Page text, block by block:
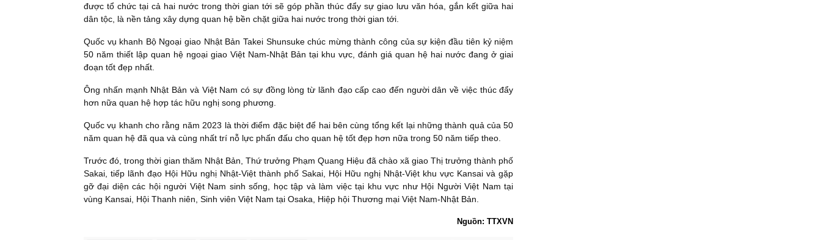
được tổ chức tại cả hai nước trong thời gian tới sẽ góp phần thúc đẩy sự giao lưu văn hóa, gắn kết giữa hai
dân tộc, là nền tảng xây dựng quan hệ bền chặt giữa hai nước trong thời gian tới.
Quốc vụ khanh Bộ Ngoại giao Nhật Bản Takei Shunsuke chúc mừng thành công của sự kiện đầu tiên kỷ niệm
50 năm thiết lập quan hệ ngoại giao Việt Nam-Nhật Bản tại khu vực, đánh giá quan hệ hai nước đang ở giai
đoạn tốt đẹp nhất.
Ông nhấn mạnh Nhật Bản và Việt Nam có sự đồng lòng từ lãnh đạo cấp cao đến người dân về việc thúc đẩy
hơn nữa quan hệ hợp tác hữu nghị song phương.
Quốc vụ khanh cho rằng năm 2023 là thời điểm đặc biệt để hai bên cùng tổng kết lại những thành quả của 50
năm quan hệ đã qua và cùng nhất trí nỗ lực phấn đấu cho quan hệ tốt đẹp hơn nữa trong 50 năm tiếp theo.
Trước đó, trong thời gian thăm Nhật Bản, Thứ trưởng Phạm Quang Hiệu đã chào xã giao Thị trưởng thành phố
Sakai, tiếp lãnh đạo Hội Hữu nghị Nhật-Việt thành phố Sakai, Hội Hữu nghị Nhật-Việt khu vực Kansai và gặp
gỡ đại diện các hội người Việt Nam sinh sống, học tập và làm việc tại khu vực như Hội Người Việt Nam tại
vùng Kansai, Hội Thanh niên, Sinh viên Việt Nam tại Osaka, Hiệp hội Thương mại Việt Nam-Nhật Bản.
Nguồn: TTXVN